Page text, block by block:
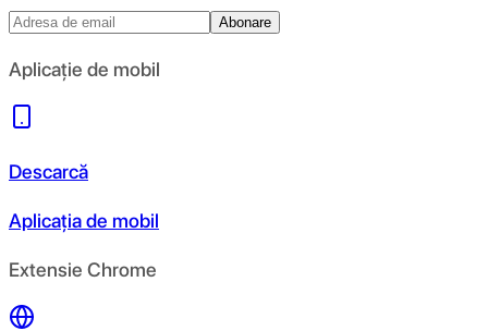
Abonare
Aplicație de mobil
Descarcă
Aplicația de mobil
Extensie Chrome